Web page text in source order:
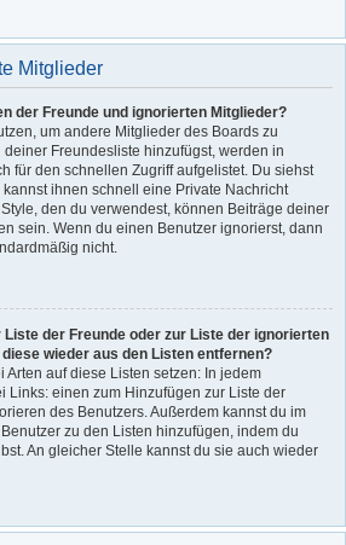
Mitglieder
der Freunde und ignorierten Mitglieder?
um andere Mitglieder des Boards zu
Freundesliste hinzufügst, werden in
für den schnellen Zugriff aufgelistet. Du siehst
ihnen schnell eine Private Nachricht
den du verwendest, können Beiträge deiner
sein. Wenn du einen Benutzer ignorierst, dann
nicht.
der Freunde oder zur Liste der ignorierten
wieder aus den Listen entfernen?
Arten auf diese Listen setzen: In jedem
Links: einen zum Hinzufügen zur Liste der
des Benutzers. Außerdem kannst du im
zu den Listen hinzufügen, indem du
An gleicher Stelle kannst du sie auch wieder